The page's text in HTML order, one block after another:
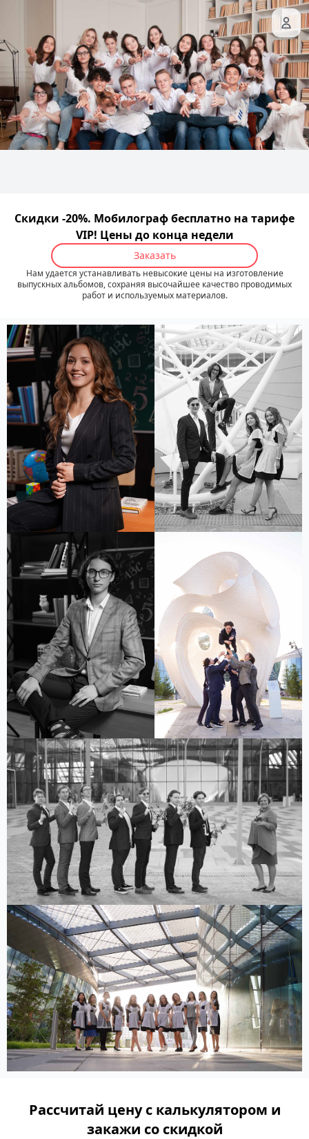
Скидки -20%. Мобилограф бесплатно на тарифе
VIP! Цены до конца недели
Заказать
Нам удается устанавливать невысокие цены на изготовление
выпускных альбомов, сохраняя высочайшее качество проводимых
работ и используемых материалов.
Рассчитай цену с калькулятором и
закажи со скидкой